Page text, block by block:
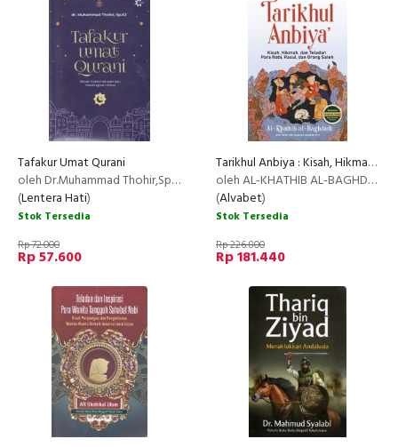
Tafakur Umat Qurani
oleh Dr.Muhammad Thohir,Sp.kj
(Lentera Hati)
Stok Tersedia
Rp 72.000
Rp 57.600
Tarikhul Anbiya : Kisah, Hikmah, Dan Teladan Para Nabi, Rasul
oleh AL-KHATHIB AL-BAGHDADI
(Alvabet)
Stok Tersedia
Rp 226.800
Rp 181.440